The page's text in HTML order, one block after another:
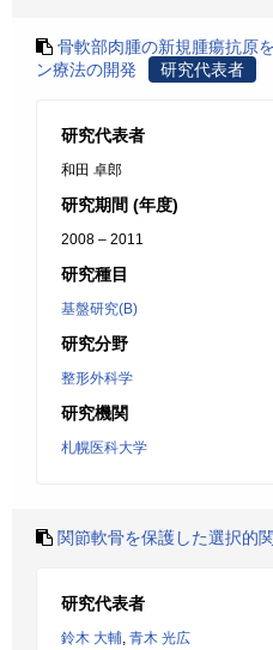
骨軟部肉腫の新規腫瘍抗原
ン療法の開発
研究代表者
研究代表者
和田 卓郎
研究期間 (年度)
2008 – 2011
研究種目
基盤研究(B)
研究分野
整形外科学
研究機関
札幌医科大学
関節軟骨を保護した選択的
研究代表者
鈴木 大輔, 青木 光広